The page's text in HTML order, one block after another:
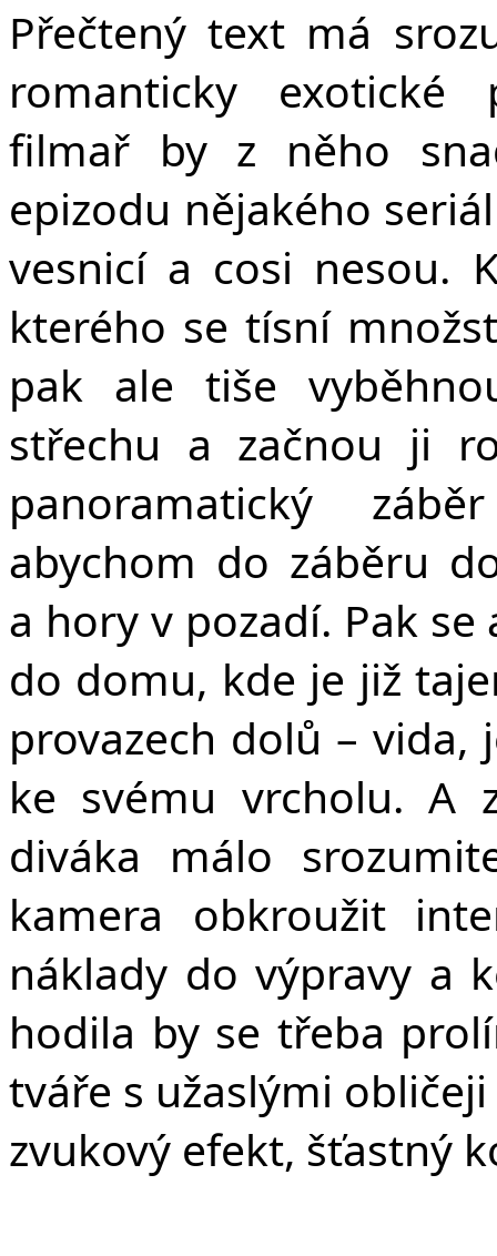
Přečtený text má
romanticky exotické
filmař by z něho
epizodu nějakého
vesnicí a cosi nesou.
kterého se tísní
pak ale tiše
střechu a začnou ji
panoramatický
abychom do záběru
a hory v pozadí. Pak
do domu, kde je již
provazech dolů – vida,
ke svému vrcholu. A
diváka málo
kamera obkroužit
náklady do výpravy a
hodila by se třeba
tváře s užaslými
zvukový efekt, šťastný